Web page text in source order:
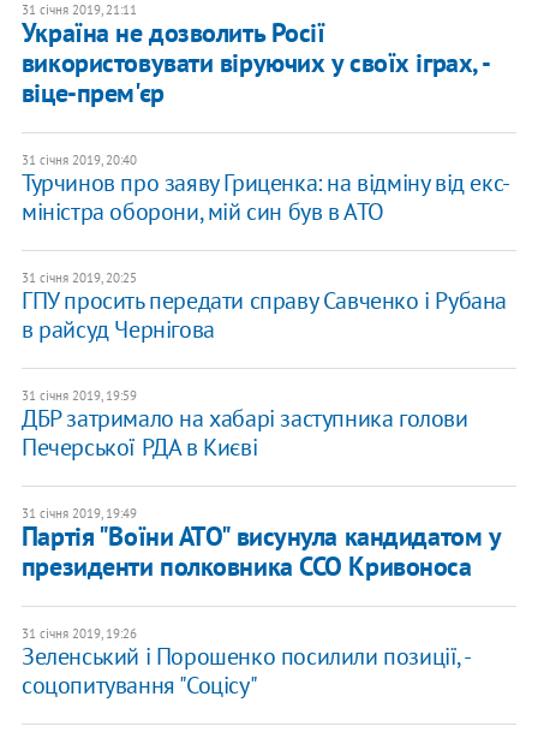
31 січня 2019, 21:11
Україна не дозволить Росії
використовувати віруючих у своїх іграх, -
віце-прем'єр
31 січня 2019, 20:40
Турчинов про заяву Гриценка: на відміну від екс-
міністра оборони, мій син був в АТО
31 січня 2019, 20:25
ГПУ просить передати справу Савченко і Рубана
в райсуд Чернігова
31 січня 2019, 19:59
ДБР затримало на хабарі заступника голови
Печерської РДА в Києві
31 січня 2019, 19:49
Партія "Воїни АТО" висунула кандидатом у
президенти полковника ССО Кривоноса
31 січня 2019, 19:26
Зеленський і Порошенко посилили позиції, -
соцопитування "Соцісу"